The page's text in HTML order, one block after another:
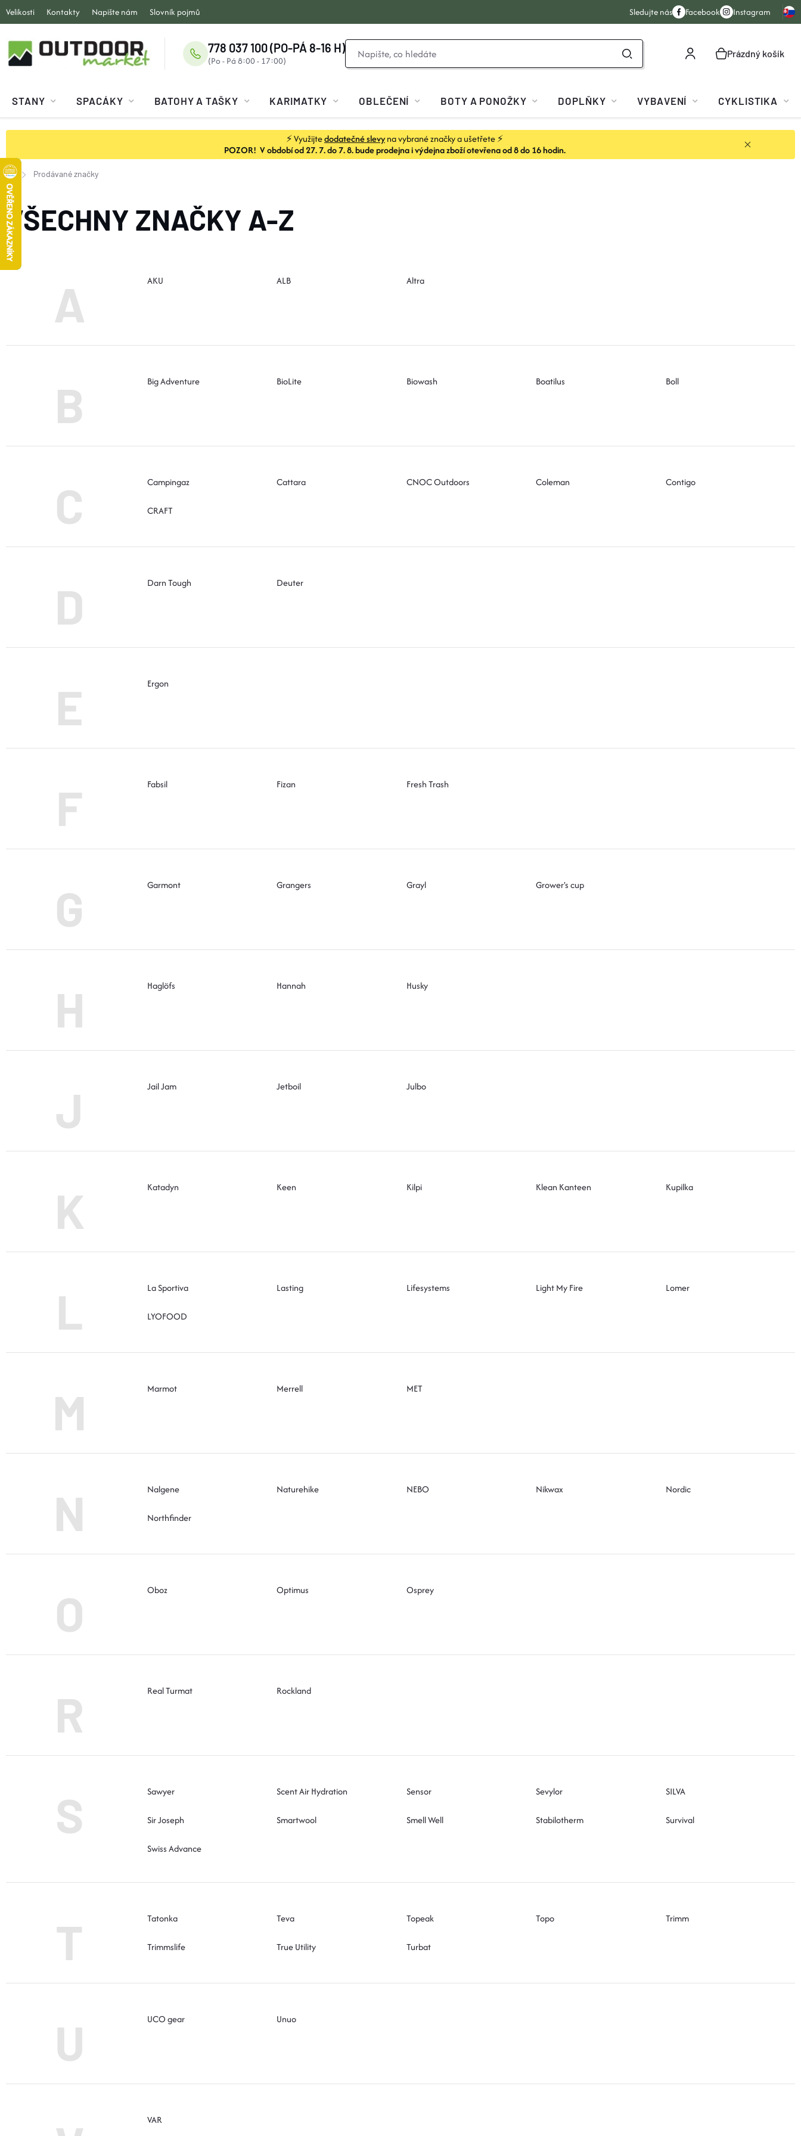
Přejít
na
obsah
⚡ Využijtedodatečné slevyna vybrané značky a ušetřete ⚡
POZOR! V období od 27. 7. do 7. 8. bude prodejna i výdejna zboží otevřena od 8 do 16 hodin.
Velikosti Kontakty Napište nám Slovník pojmů Sledujte nás Facebook Instagram
NÁKUPNÍ
Prázdný košík
778 037 100 (PO-PÁ 8-16 H)
STANY SPACÁKY BATOHY A TAŠKY KARIMATKY OBLEČENÍ BOTY A PONOŽKY DOPLŇKY VYBAVENÍ CYKLISTIKA
Domů
Prodávané značky
VŠECHNY ZNAČKY A-Z
A AKU ALB Altra
B Big Adventure BioLite Biowash Boatilus Boll
C Campingaz Cattara CNOC Outdoors Coleman Contigo
CRAFT
D Darn Tough Deuter
E Ergon
F Fabsil Fizan Fresh Trash
G Garmont Grangers Grayl Grower's cup
H Haglöfs Hannah Husky
J Jail Jam Jetboil Julbo
K Katadyn Keen Kilpi Klean Kanteen Kupilka
L La Sportiva Lasting Lifesystems Light My Fire Lomer
LYOFOOD
M Marmot Merrell MET
N Nalgene Naturehike NEBO Nikwax Nordic
Northfinder
O Oboz Optimus Osprey
R Real Turmat Rockland
S Sawyer Scent Air Hydration Sensor Sevylor SILVA
Sir Joseph Smartwool Smell Well Stabilotherm Survival
Swiss Advance
T Tatonka Teva Topeak Topo Trimm
Trimmslife True Utility Turbat
U UCO gear Unuo
VAR